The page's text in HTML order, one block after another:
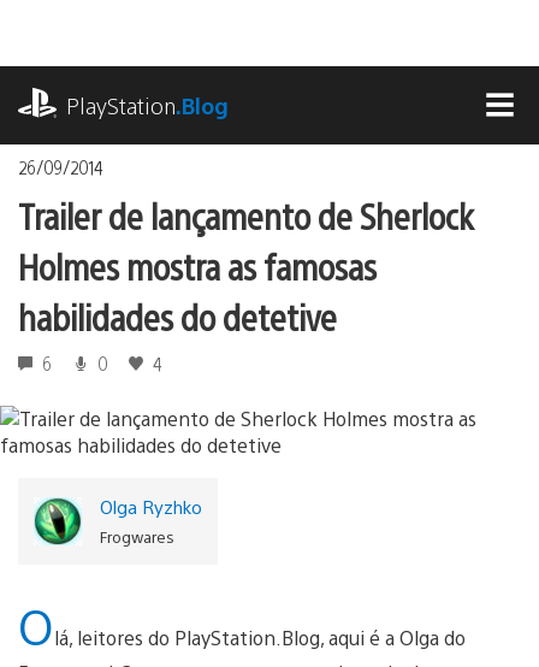
o
conteúdoPlayStation.Blog
26/09/2014
Trailer de lançamento de Sherlock
Holmes mostra as famosas
habilidades do detetive
6 0 4
Olga Ryzhko
Frogwares
Olá, leitores do PlayStation.Blog, aqui é a Olga do